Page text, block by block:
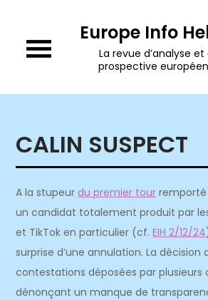
content
Europe Info
La revue d’analyse et
prospective
CALIN SUSPECT
A la stupeurdu premier tour remporté
un candidat totalement produit par
et TikTok en particulier (cf.EIH 2/12/24
surprise d’une annulation.La décision
contestations déposées par plusieurs
dénonçant un manque de